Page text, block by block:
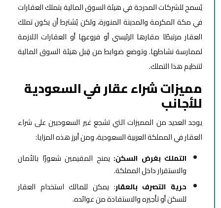
يُسمح للشركات المدرجة في هيئة السوق المالية بتملك العقارات
في مكة المكرمة والمدينة المنورة، ولكن يُشترط أن يكون تملك
العقار مرتبطًا مقارها الرئيسي أو فروعها أو العقارات اللازمة
لممارسة نشاطها. وتوضع ضوابط من قِبل هيئة السوق المالية
لتنظيم هذا التملك.
مميزات شراء عقار في السعودية
للأجانب
يوجد العديد من المميزات التي تشجع غير السعوديين على شراء
العقار في المملكة العربية السعودية، ومن أبرز هذه المزايا:
التملك بغرض السكن: يمنح المقيمين شعورًا بالأمان
والاستقرار داخل المملكة.
حرية التصرف بالعقار: يمكن للمالك استخدام العقار
للسكن أو تأجيره والاستفادة من عوائده.